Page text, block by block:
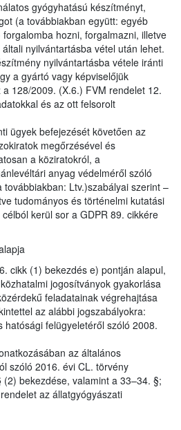
gyógyhatású készítményt,
(a továbbiakban együtt: egyéb
hozni, forgalmazni, illetve
nyilvántartásba vétel után lehet.
nyilvántartásba vétele iránti
a gyártó vagy képviselőjük
128/2009. (X.6.) FVM rendelet 12.
és az ott felsorolt
ügyek befejezését követően az
megőrzésével és
a köziratokról, a
anyag védelméről szóló
továbbiakban: Ltv.)szabályai szerint –
tudományos és történelmi kutatási
kerül sor a GDPR 89. cikkére
cikk (1) bekezdés e) pontján alapul,
jogosítványok gyakorlása
feladatainak végrehajtása
az alábbi jogszabályokra:
felügyeletéről szóló 2008.
az általános
szóló 2016. évi CL. törvény
bekezdése, valamint a 33–34. §;
az állatgyógyászati